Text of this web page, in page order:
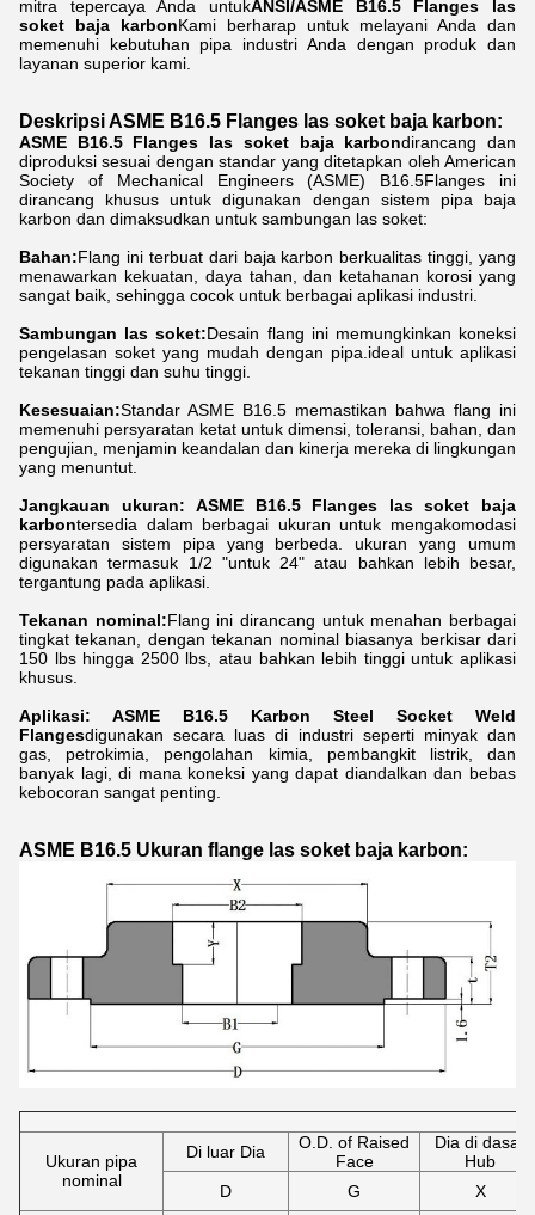
mitra tepercaya Anda untukANSI/ASME B16.5 Flanges las
soket baja karbonKami berharap untuk melayani Anda dan
memenuhi kebutuhan pipa industri Anda dengan produk dan
layanan superior kami.
Deskripsi ASME B16.5 Flanges las soket baja karbon:
ASME B16.5 Flanges las soket baja karbondirancang dan
diproduksi sesuai dengan standar yang ditetapkan oleh American
Society of Mechanical Engineers (ASME) B16.5Flanges ini
dirancang khusus untuk digunakan dengan sistem pipa baja
karbon dan dimaksudkan untuk sambungan las soket:
Bahan:Flang ini terbuat dari baja karbon berkualitas tinggi, yang
menawarkan kekuatan, daya tahan, dan ketahanan korosi yang
sangat baik, sehingga cocok untuk berbagai aplikasi industri.
Sambungan las soket:Desain flang ini memungkinkan koneksi
pengelasan soket yang mudah dengan pipa.ideal untuk aplikasi
tekanan tinggi dan suhu tinggi.
Kesesuaian:Standar ASME B16.5 memastikan bahwa flang ini
memenuhi persyaratan ketat untuk dimensi, toleransi, bahan, dan
pengujian, menjamin keandalan dan kinerja mereka di lingkungan
yang menuntut.
Jangkauan ukuran:
ASME B16.5 Flanges las soket baja
karbontersedia dalam berbagai ukuran untuk mengakomodasi
persyaratan sistem pipa yang berbeda. ukuran yang umum
digunakan termasuk 1/2 "untuk 24" atau bahkan lebih besar,
tergantung pada aplikasi.
Tekanan nominal:Flang ini dirancang untuk menahan berbagai
tingkat tekanan, dengan tekanan nominal biasanya berkisar dari
150 lbs hingga 2500 lbs, atau bahkan lebih tinggi untuk aplikasi
khusus.
Aplikasi: ASME B16.5 Karbon Steel Socket Weld
Flangesdigunakan secara luas di industri seperti minyak dan
gas, petrokimia, pengolahan kimia, pembangkit listrik, dan
banyak lagi, di mana koneksi yang dapat diandalkan dan bebas
kebocoran sangat penting.
ASME B16.5 Ukuran flange las soket baja karbon:
Ukuran pipa
nominal
Di luar Dia
O.D. of Raised
Face
Dia di dasar
Hub
D
G
X